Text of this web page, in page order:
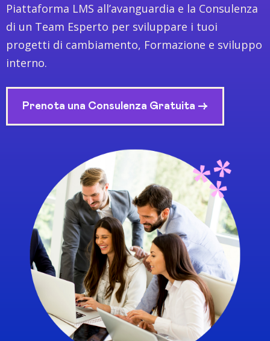
Piattaforma LMS all’avanguardia e la Consulenza
di un Team Esperto per sviluppare i tuoi
progetti di cambiamento, Formazione e sviluppo
interno.
Prenota una Consulenza Gratuita ->